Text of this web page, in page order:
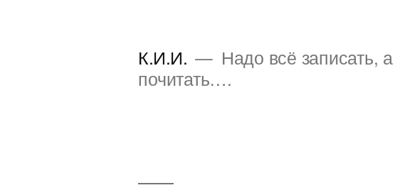
К.И.И.
Надо всё записать,
почитать….